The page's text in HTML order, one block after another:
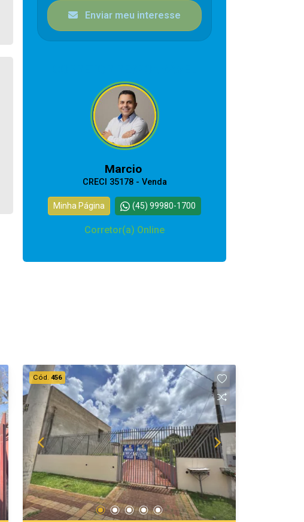
Enviar meu interesse
Marcio
CRECI 35178 - Venda
Minha Página (45) 99980-1700
Corretor(a) Online
Cód. 456